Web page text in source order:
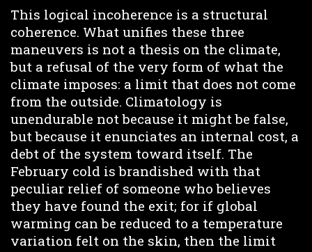
This logical incoherence is a structural
coherence. What unifies these three
maneuvers is not a thesis on the climate,
but a refusal of the very form of what the
climate imposes: a limit that does not come
from the outside. Climatology is
unendurable not because it might be false,
but because it enunciates an internal cost, a
debt of the system toward itself. The
February cold is brandished with that
peculiar relief of someone who believes
they have found the exit; for if global
warming can be reduced to a temperature
variation felt on the skin, then the limit